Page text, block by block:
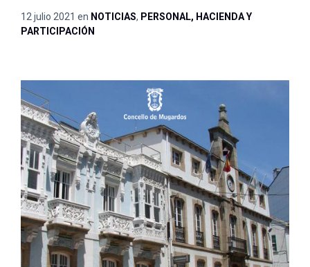
12 julio 2021 en NOTICIAS, PERSONAL, HACIENDA Y
PARTICIPACIÓN